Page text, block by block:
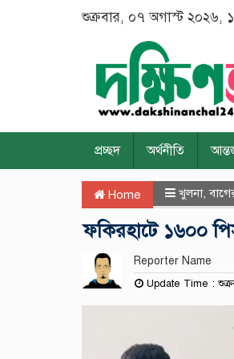
শুক্রবার, ০৭ অগাস্ট ২০২৬,
প্রচ্ছদ অর্থনীতি
Home খুলনা,
ফকিরহাটে ১৬০০
Reporter Name
Update Time :